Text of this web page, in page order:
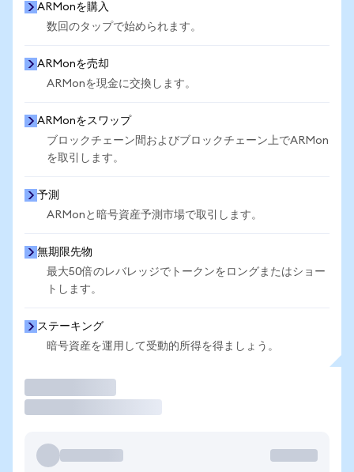
ARMonを購入
数回のタップで始められます。
ARMonを売却
ARMonを現金に交換します。
ARMonをスワップ
ブロックチェーン間およびブロックチェーン上でARMon
を取引します。
予測
ARMonと暗号資産予測市場で取引します。
無期限先物
最大50倍のレバレッジでトークンをロングまたはショー
トします。
ステーキング
暗号資産を運用して受動的所得を得ましょう。